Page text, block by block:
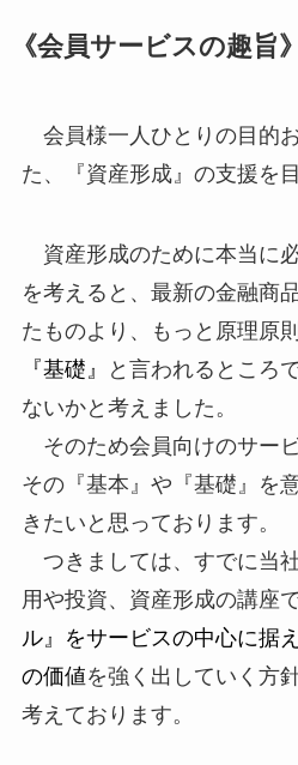
《会員サービスの趣旨》
会員様一人ひとりの目的
た、『資産形成』の支援を
資産形成のために本当に
を考えると、最新の金融商
たものより、もっと原理原
『基礎』
と言われるところ
ないかと考えました。
そのため会員向けのサー
その『基本』や『基礎』を
きたいと思っております。
つきましては、すでに当
用や投資、資産形成の講座
ル』をサービスの中心に据
の価値を強く出していく方
考えております。